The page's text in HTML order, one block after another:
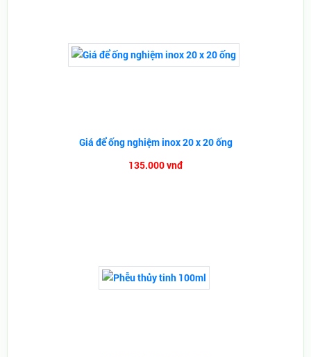
Giá để ống nghiệm inox 20 x 20 ống
135.000 vnđ